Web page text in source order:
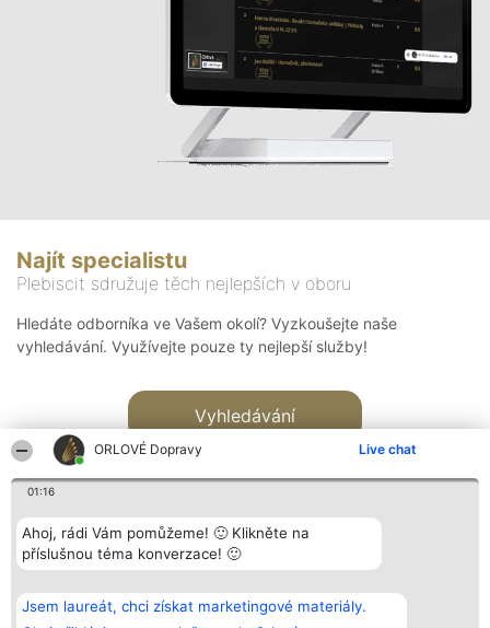
ORLOVÉ Dopravy Live chat
01:16
Ahoj, rádi Vám pomůžeme! 🙂 Klikněte na
příslušnou téma konverzace! 🙂
Jsem laureát, chci získat marketingové materiály.
Najít specialistu
Plebiscit sdružuje těch nejlepších v oboru
Hledáte odborníka ve Vašem okolí? Vyzkoušejte naše
vyhledávání. Využívejte pouze ty nejlepší služby!
Vyhledávání
Bright Side Solutions sp. z o.
o. sp. k.
ul. Ruska 22
Vítězové
Seznam všech
laureátů
Kontakt